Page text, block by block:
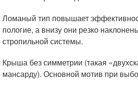
Ломаный тип повышает
пологие, а внизу они резко
стропильной системы.
Крыша без симметрии (такая
мансарду). Основной мотив при